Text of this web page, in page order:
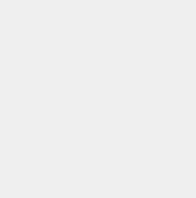
l'anglais sur